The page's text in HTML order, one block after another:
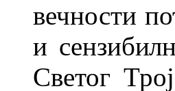
вечности
и
Светог